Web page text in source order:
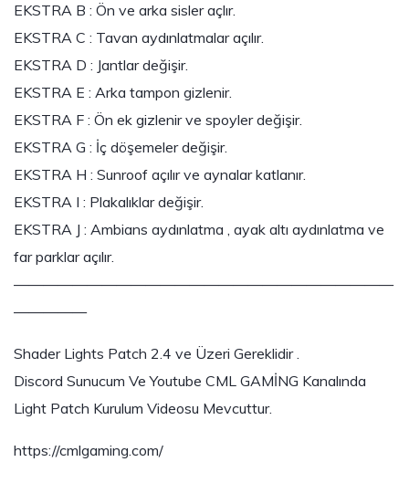
EKSTRA B : Ön ve arka sisler açlır.
EKSTRA C : Tavan aydınlatmalar açılır.
EKSTRA D : Jantlar değişir.
EKSTRA E : Arka tampon gizlenir.
EKSTRA F : Ön ek gizlenir ve spoyler değişir.
EKSTRA G : İç döşemeler değişir.
EKSTRA H : Sunroof açılır ve aynalar katlanır.
EKSTRA I : Plakalıklar değişir.
EKSTRA J : Ambians aydınlatma , ayak altı aydınlatma ve
far parklar açılır.
——————————————————————————
—————
Shader Lights Patch 2.4 ve Üzeri Gereklidir .
Discord Sunucum Ve Youtube CML GAMİNG Kanalında
Light Patch Kurulum Videosu Mevcuttur.
https://cmlgaming.com/